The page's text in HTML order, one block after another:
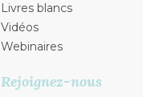
Livres blancs
Vidéos
Webinaires
Rejoignez-nous